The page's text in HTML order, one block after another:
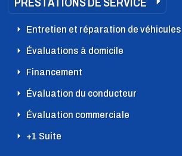
Entretien et réparation de véhicules
Évaluations à domicile
Financement
Évaluation du conducteur
Évaluation commerciale
+1 Suite